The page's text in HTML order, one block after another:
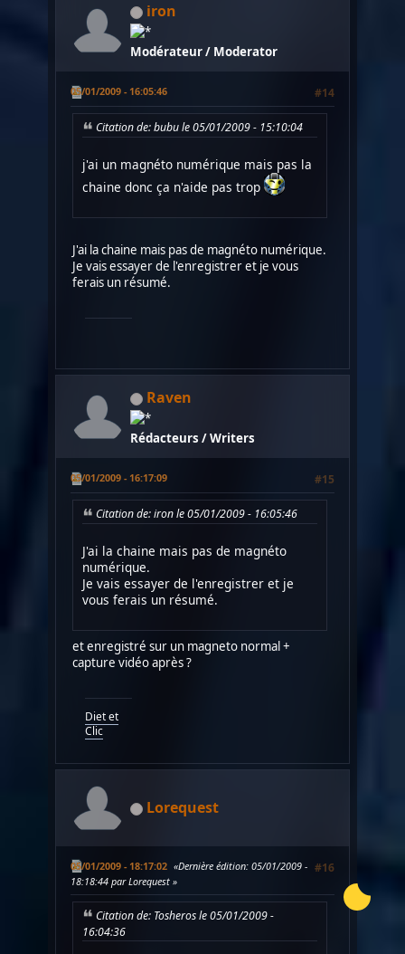
iron
Modérateur / Moderator
05/01/2009 - 16:05:46 #14
Citation de: bubu le 05/01/2009 - 15:10:04
j'ai un magnéto numérique mais pas la
chaine donc ça n'aide pas trop
J'ai la chaine mais pas de magnéto numérique.
Je vais essayer de l'enregistrer et je vous
ferais un résumé.
Raven
Rédacteurs / Writers
05/01/2009 - 16:17:09 #15
Citation de: iron le 05/01/2009 - 16:05:46
J'ai la chaine mais pas de magnéto
numérique.
Je vais essayer de l'enregistrer et je
vous ferais un résumé.
et enregistré sur un magneto normal +
capture vidéo après ?
Diet et
Clic
Lorequest
05/01/2009 - 18:17:02 #16
Dernière édition: 05/01/2009 -
18:18:44 par Lorequest
Citation de: Tosheros le 05/01/2009 -
16:04:36